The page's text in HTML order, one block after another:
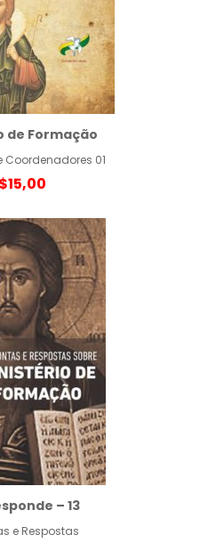
de Formação
Coordenadores 01
– 13
e Respostas